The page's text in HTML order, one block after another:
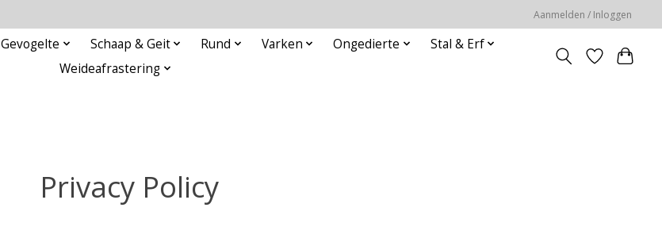
Aanmelden / Inloggen
Gevogelte Schaap & Geit Rund Varken Ongedierte
Stal & Erf
Weideafrastering
Privacy Policy